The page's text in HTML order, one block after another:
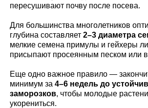
пересушивают почву после посева.
Для большинства многолетников
глубина составляет 2–3 диаметра
мелкие семена примулы и гейхеры
присыпают просеянным песком или
Еще одно важное правило —
минимум за 4–6 недель до
заморозков, чтобы молодые
укорениться.